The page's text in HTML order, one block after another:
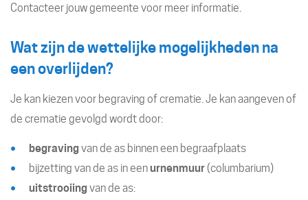
Contacteer jouw gemeente voor meer informatie.
Wat zijn de wettelijke mogelijkheden na
een overlijden?
Je kan kiezen voor begraving of crematie. Je kan aangeven of
de crematie gevolgd wordt door:
begravingvan de as binnen een begraafplaats
bijzetting van de as in eenurnenmuur(columbarium)
uitstrooiingvan de as: